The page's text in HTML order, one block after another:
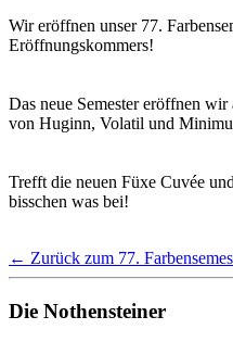
Wir eröffnen unser 77.
Eröffnungskommers!
Das neue Semester eröffnen wir
von Huginn, Volatil und
Trefft die neuen Füxe Cuvée
bisschen was bei!
← Zurück zum 77.
Die Nothensteiner